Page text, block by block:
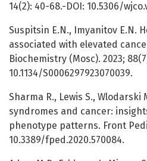
14(2): 40-68.-DOI: 10.5306/
Suspitsin E.N., Imyanitov E.N.
associated with elevated
Biochemistry (Mosc). 2023;
10.1134/S0006297923070039.
Sharma R., Lewis S., Wlodarski
syndromes and cancer:
phenotype patterns. Front
10.3389/fped.2020.570084.